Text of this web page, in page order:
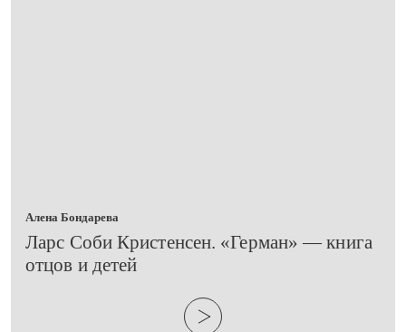
Алена Бондарева
​Ларс Соби Кристенсен. «Герман» — книга
отцов и детей